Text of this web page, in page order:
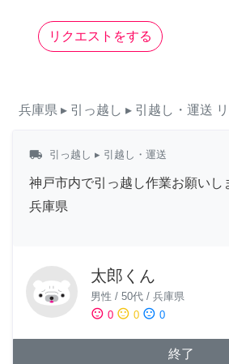
リクエストをする
兵庫県 ▸ 引っ越し ▸ 引越し・運送
local_shipping 引っ越し ▸ 引越し・運送
神戸市内で引っ越し作業お願いし
兵庫県
太郎くん
男性 / 50代 / 兵庫県
sentiment_satisfied 0 sentiment_neutral 0 sentiment_dissatisfied 0
終了